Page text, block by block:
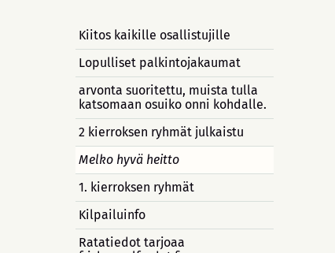
Kiitos kaikille osallistujille
Lopulliset palkintojakaumat
arvonta suoritettu, muista tulla
katsomaan osuiko onni kohdalle.
2 kierroksen ryhmät julkaistu
Melko hyvä heitto
1. kierroksen ryhmät
Kilpailuinfo
Ratatiedot tarjoaa